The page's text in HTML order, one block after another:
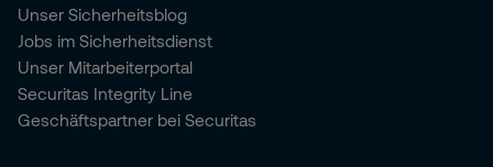
Unser Sicherheitsblog
Jobs im Sicherheitsdienst
Unser Mitarbeiterportal
Securitas Integrity Line
Geschäftspartner bei Securitas